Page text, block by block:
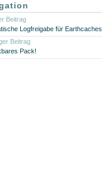
Beitrag
Logfreigabe für Earthcaches
Beitrag
Pack!